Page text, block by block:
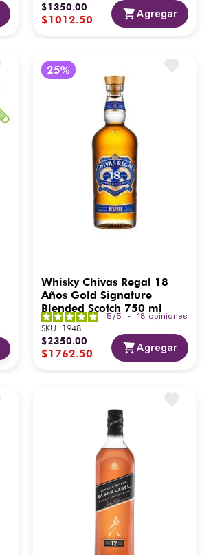
$1350.00
$1012.50 Agregar
Whisky Chivas Regal 18
Años Gold Signature
Blended Scotch 750 ml
5 /5 - 18 opiniones
SKU: 1948
$2350.00
$1762.50 Agregar